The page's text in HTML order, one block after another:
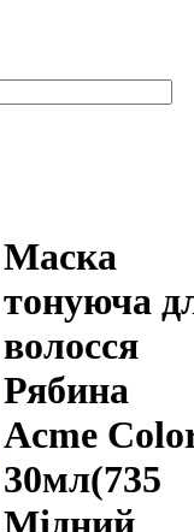
Маска
тонуюча
волосся
Рябина
Acme
30мл(735